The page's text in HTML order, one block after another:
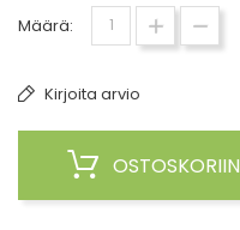
Määrä:
Kirjoita arvio
OSTOSKORIIN